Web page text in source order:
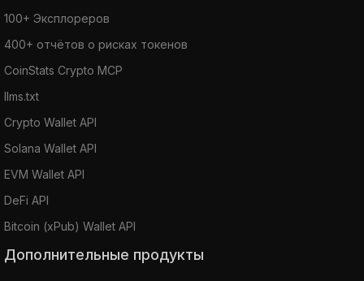
100+ Эксплореров
400+ отчётов о рисках токенов
CoinStats Crypto MCP
llms.txt
Crypto Wallet API
Solana Wallet API
EVM Wallet API
DeFi API
Bitcoin (xPub) Wallet API
Дополнительные продукты